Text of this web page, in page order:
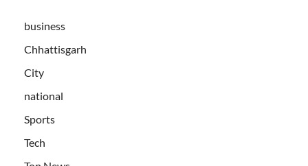
business
Chhattisgarh
City
national
Sports
Tech